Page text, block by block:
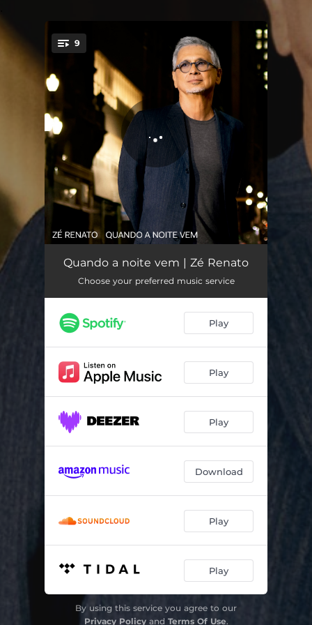
You're all set!
9
I can't stop loving you 04:49
Suave é a noite (Tender is the night) 03:10
Bom dia tristeza 03:37
Encantado (Nature Boy) 03:36
Esta tarde vi llover 03:55
Cantiga de quem está só
Nenhuma dor 02:29
Quando a noite vem | Zé Renato
Choose your preferred music service
Play
Play
Play
Download
Play
Play
By using this service you agree to our
Privacy Policyand Terms Of Use.